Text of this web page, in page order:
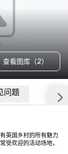
查看图库（2）
问题
英国乡村的所有魅力
受欢迎的活动场地，